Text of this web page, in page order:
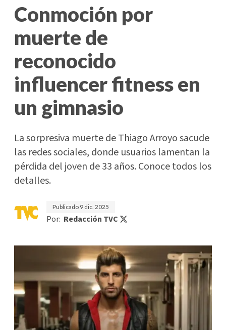
Conmoción por
muerte de
reconocido
influencer fitness en
un gimnasio
La sorpresiva muerte de Thiago Arroyo sacude
las redes sociales, donde usuarios lamentan la
pérdida del joven de 33 años. Conoce todos los
detalles.
Publicado 9 dic. 2025
Por: Redacción TVC